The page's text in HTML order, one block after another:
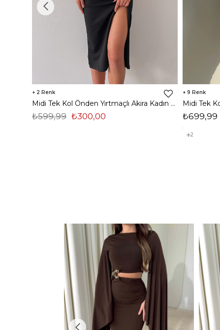
2
Midi Tek Kol Önden Yırtmaçlı Akira Kadın Siyah Elbise 22K000228
₺300,00
₺599,99
9
₺699,99
2